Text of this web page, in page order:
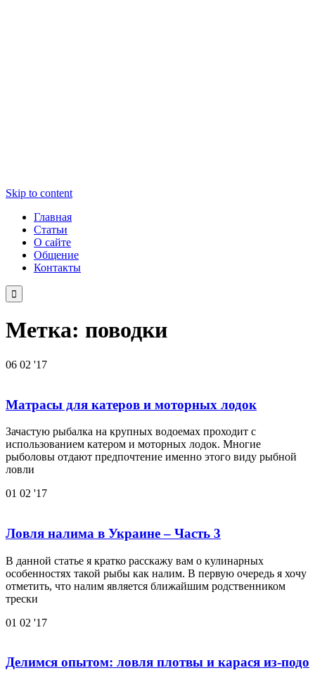
Skip to content
Главная
Статьи
О сайте
Общение
Контакты

Метка: поводки
06 02 '17
Матрасы для катеров и моторных лодок
Зачастую рыбалка на крупных водоемах проходит с
использованием катером и моторных лодок. Многие
рыболовы отдают предпочтение именно этого виду рыбной
ловли
01 02 '17
Ловля налима в Украине – Часть 3
В данной статье я кратко расскажу вам о кулинарных
особенностях такой рыбы как налим. В первую очередь я хочу
отметить, что налим является ближайшим родственником
трески
01 02 '17
Делимся опытом: ловля плотвы и карася из-подо